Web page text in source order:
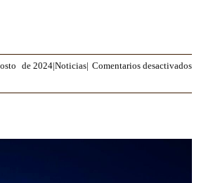
de 2024|Noticias| Comentarios desactivadospara